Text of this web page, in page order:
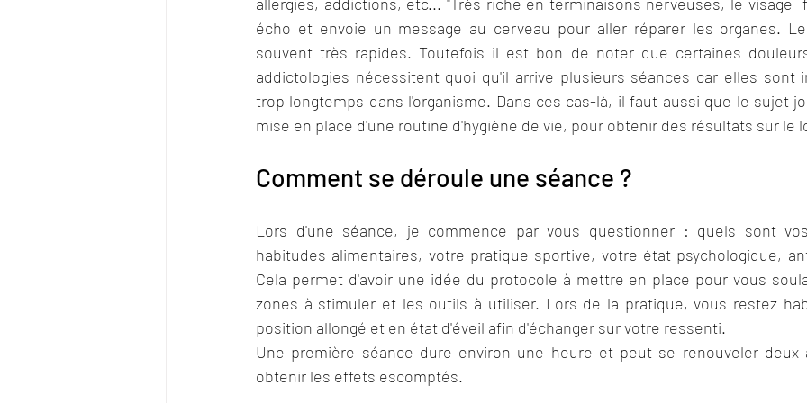
écho et envoie un message au cerveau pour aller réparer les organes.
souvent très rapides. Toutefois il est bon de noter que certaines
addictologies nécessitent quoi qu'il arrive plusieurs séances car elles sont
trop longtemps dans l'organisme. Dans ces cas-là, il faut aussi que le sujet
mise en place d'une routine d'hygiène de vie, pour obtenir des résultats sur le
Comment se déroule une séance ?
Lors d'une séance, je commence par vous questionner : quels sont
habitudes alimentaires, votre pratique sportive, votre état psychologique,
Cela permet d'avoir une idée du protocole à mettre en place pour vous
zones à stimuler et les outils à utiliser. Lors de la pratique, vous restez
position allongé et en état d'éveil afin d'échanger sur votre ressenti.
Une première séance dure environ une heure et peut se renouveler
obtenir les effets escomptés.